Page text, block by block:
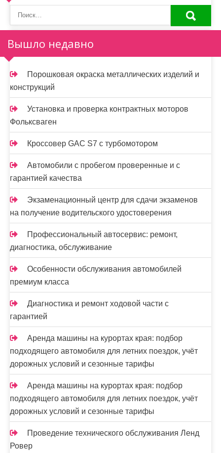
Вышло недавно
Порошковая окраска металлических изделий и
конструкций
Установка и проверка контрактных моторов
Фольксваген
Кроссовер GAC S7 с турбомотором
Автомобили с пробегом проверенные и с
гарантией качества
Экзаменационный центр для сдачи экзаменов
на получение водительского удостоверения
Профессиональный автосервис: ремонт,
диагностика, обслуживание
Особенности обслуживания автомобилей
премиум класса
Диагностика и ремонт ходовой части с
гарантией
Аренда машины на курортах края: подбор
подходящего автомобиля для летних поездок, учёт
дорожных условий и сезонные тарифы
Аренда машины на курортах края: подбор
подходящего автомобиля для летних поездок, учёт
дорожных условий и сезонные тарифы
Проведение технического обслуживания Ленд
Ровер